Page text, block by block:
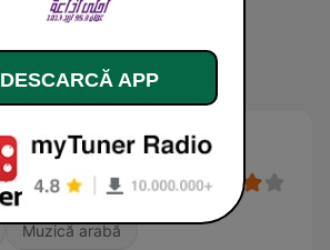
Mazaj FM (مزاج إف إم)
Muzică arabă
DESCARCĂ APP